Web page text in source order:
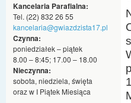
Kancelaria Parafialna:
Tel. (22) 832 26 55
kancelaria@gwiazdzista17.pl
Czynna:
poniedziałek – piątek
8.00 – 8:45; 17.00 – 18.00
Nieczynna:
sobota, niedziela, święta
oraz w I Piątek Miesiąca